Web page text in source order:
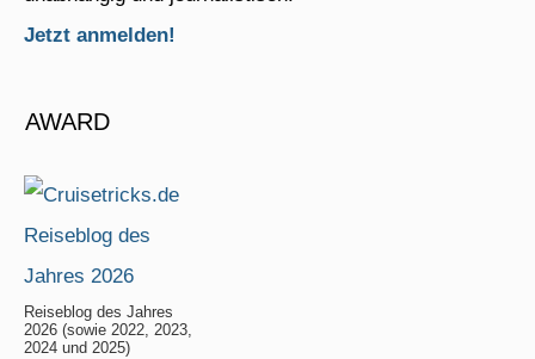
Jetzt anmelden!
AWARD
Reiseblog des Jahres
2026 (sowie 2022, 2023,
2024 und 2025)